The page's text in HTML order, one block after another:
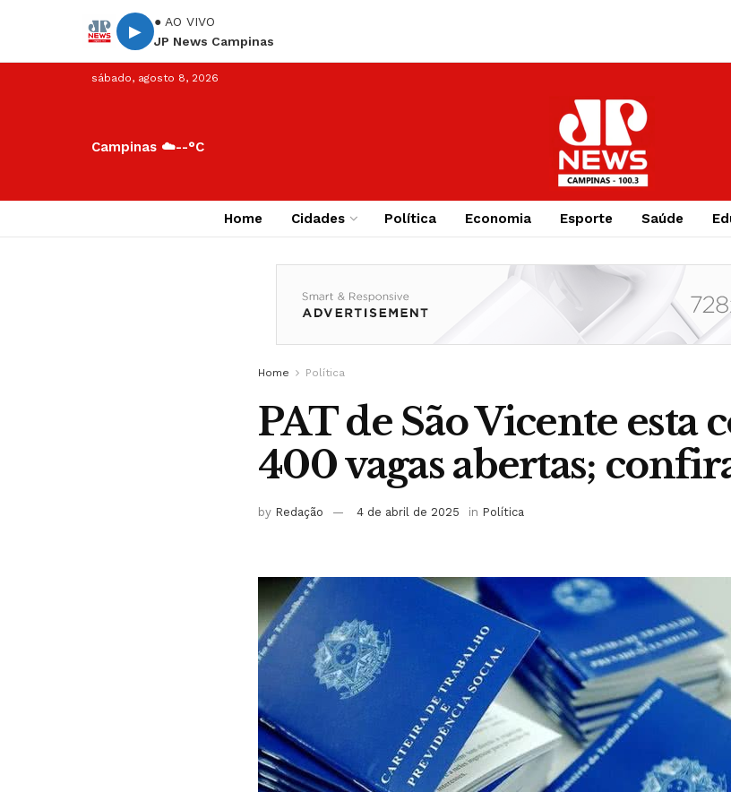
▶
● AO VIVO
JP News Campinas
sábado, agosto 8, 2026
Campinas ☁️--°C
Home Cidades Política Economia Esporte Saúde
Home Política
PAT de São Vicente esta
400 vagas abertas;
by Redação 4 de abril de 2025 in Política